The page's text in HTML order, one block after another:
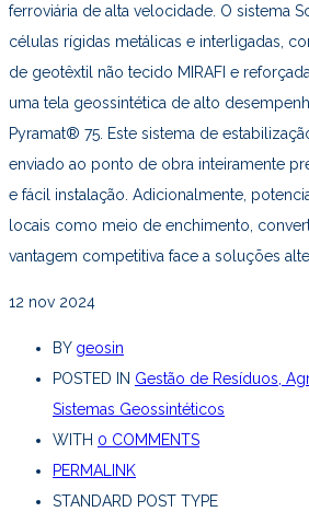
ferroviária de alta velocidade. O sistema
células rígidas metálicas e interligadas,
de geotêxtil não tecido MIRAFI e
uma tela geossintética de alto
Pyramat® 75. Este sistema de
enviado ao ponto de obra inteiramente
e fácil instalação. Adicionalmente,
locais como meio de enchimento,
vantagem competitiva face a soluções
12 nov 2024
BY geosin
POSTED IN Gestão de Resíduos,
Sistemas Geossintéticos
WITH 0 COMMENTS
PERMALINK
STANDARD POST TYPE